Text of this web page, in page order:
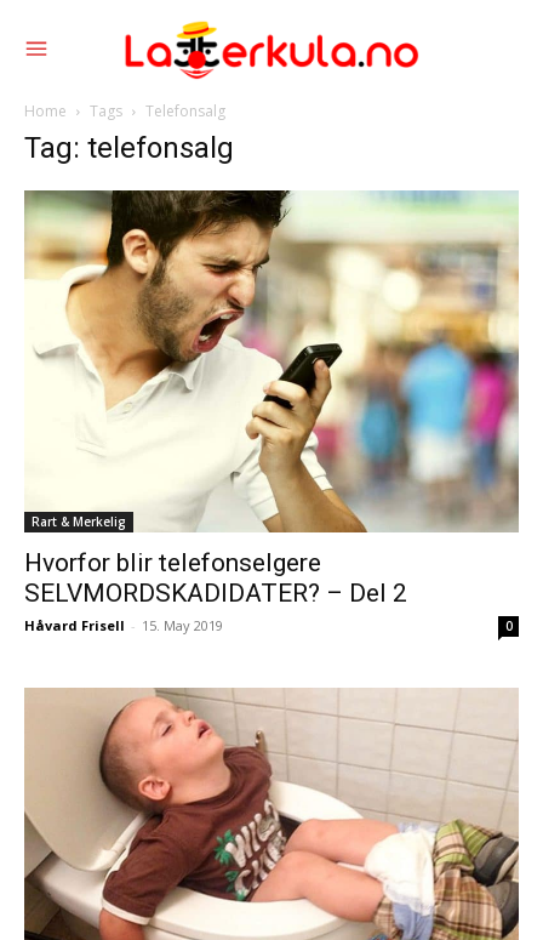
Home Tags Telefonsalg
Tag: telefonsalg
Rart & Merkelig
Hvorfor blir telefonselgere
SELVMORDSKADIDATER? – Del 2
Håvard Frisell - 15. May 2019 0